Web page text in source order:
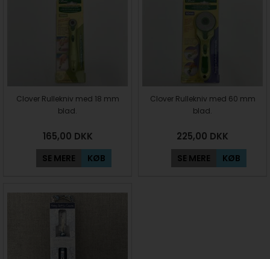
Clover Rullekniv med 18 mm
blad.
165,00 DKK
SE MERE KØB
Clover Rullekniv med 60 mm
blad.
225,00 DKK
SE MERE KØB